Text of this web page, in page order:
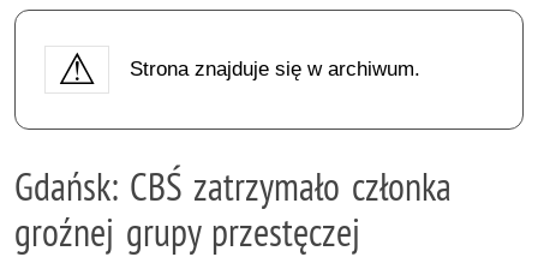
Strona znajduje się w archiwum.
Gdańsk: CBŚ zatrzymało członka
groźnej grupy przestęczej